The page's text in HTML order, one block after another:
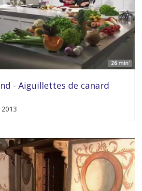
26 min'
- Aiguillettes de canard